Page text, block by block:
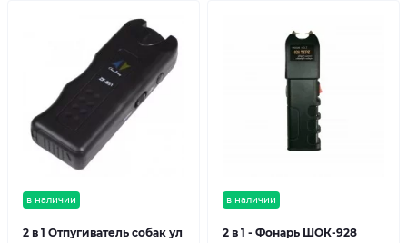
в наличии
2 в 1 Отпугиватель собак ул
в наличии
2 в 1 - Фонарь ШОК-928